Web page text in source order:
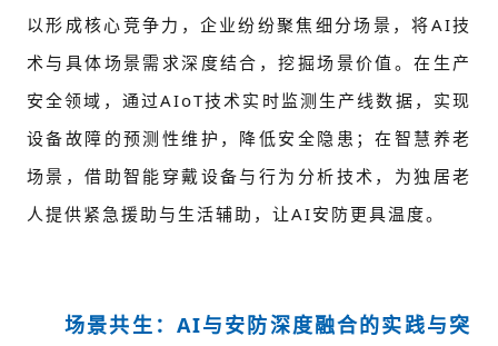
以形成核心竞争力，企业纷纷聚焦细分场景，将AI技
术与具体场景需求深度结合，挖掘场景价值。在生产
安全领域，通过AIoT技术实时监测生产线数据，实现
设备故障的预测性维护，降低安全隐患；在智慧养老
场景，借助智能穿戴设备与行为分析技术，为独居老
人提供紧急援助与生活辅助，让AI安防更具温度。
场景共生：AI与安防深度融合的实践与突